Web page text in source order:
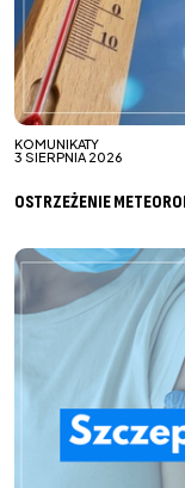
KOMUNIKATY
3 SIERPNIA 2026
OSTRZEŻENIE